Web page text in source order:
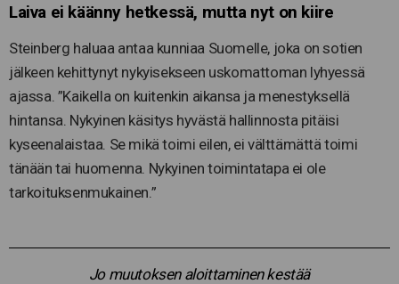
Laiva ei käänny hetkessä, mutta nyt on kiire
Steinberg haluaa antaa kunniaa Suomelle, joka on sotien
jälkeen kehittynyt nykyisekseen uskomattoman lyhyessä
ajassa. ”Kaikella on kuitenkin aikansa ja menestyksellä
hintansa. Nykyinen käsitys hyvästä hallinnosta pitäisi
kyseenalaistaa. Se mikä toimi eilen, ei välttämättä toimi
tänään tai huomenna. Nykyinen toimintatapa ei ole
tarkoituksenmukainen.”
Jo muutoksen aloittaminen kestää